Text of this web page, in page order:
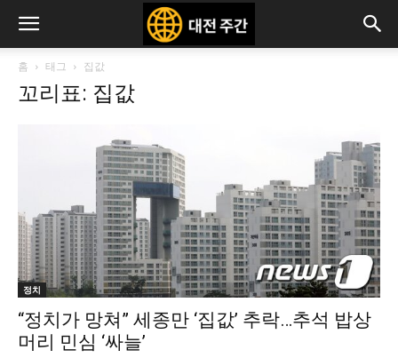
홈 태그 집값
꼬리표: 집값
정치
“정치가 망쳐” 세종만 ‘집값’ 추락…추석 밥상
머리 민심 ‘싸늘’